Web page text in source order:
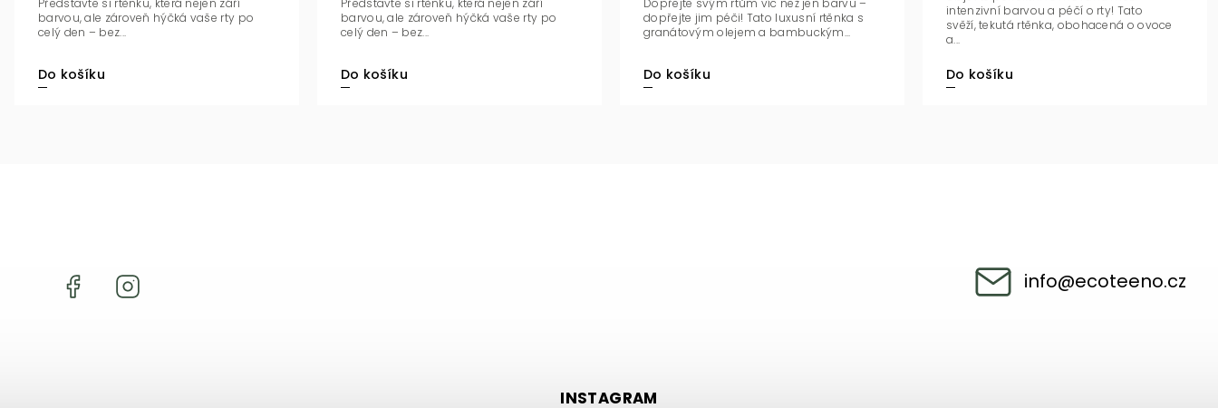
Do košíku
barvou, ale zároveň hýčká vaše rty po
celý den – bez...
Do košíku
barvou, ale zároveň hýčká vaše rty po
celý den – bez...
Do košíku
dopřejte jim péči! Tato luxusní rtěnka s
granátovým olejem a bambuckým...
Do košíku
intenzivní barvou a péčí o rty! Tato
svěží, tekutá rtěnka, obohacená o ovoce
a...
info@ecoteeno.cz
INSTAGRAM